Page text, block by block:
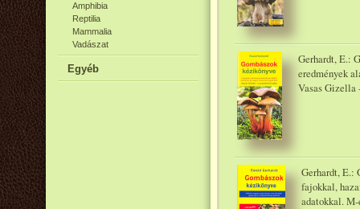
Amphibia
Reptilia
Mammalia
Vadászat
Egyéb
Gerhardt, E.:
eredmények
Vasas Gizella
Gerhardt, E.:
fajokkal,
adatokkal.